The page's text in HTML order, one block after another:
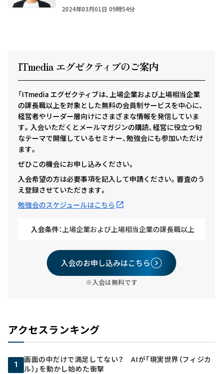
2024年03月01日 09時54分
ITmedia エグゼクティ ブのご案内
「ITmedia エグゼクティブは、上場企業および上場相当企業
の課長職以上を対象とした無料の会員制サービスを中心に、
経営者やリーダー層向けにさまざまな情報を発信していま
す。入会いただくとメールマガジンの購読、経営に役立つ旬
なテーマで開催しているセミナー、勉強会にも参加いただけ
ます。
ぜひこの機会にお申し込みください。
入会希望の方は必要事項を記入して申請ください。審査のう
え登録させていただきます。
勉強会のスケジュールはこちら
入会条件： 上場企業および上場相当企業の課長職以上
入会のお申し込みはこちら
※入会は無料です
アクセスランキング
1
画面の中だけで満足してない？ AIが「現実世界（フィジカ
ル）」を動かし始めた衝撃